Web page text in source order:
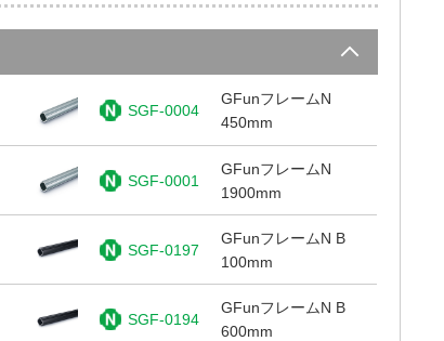
SGF-0004
GFunフレームN
450mm
SGF-0001
GFunフレームN
1900mm
SGF-0197
GFunフレームN B
100mm
SGF-0194
GFunフレームN B
600mm